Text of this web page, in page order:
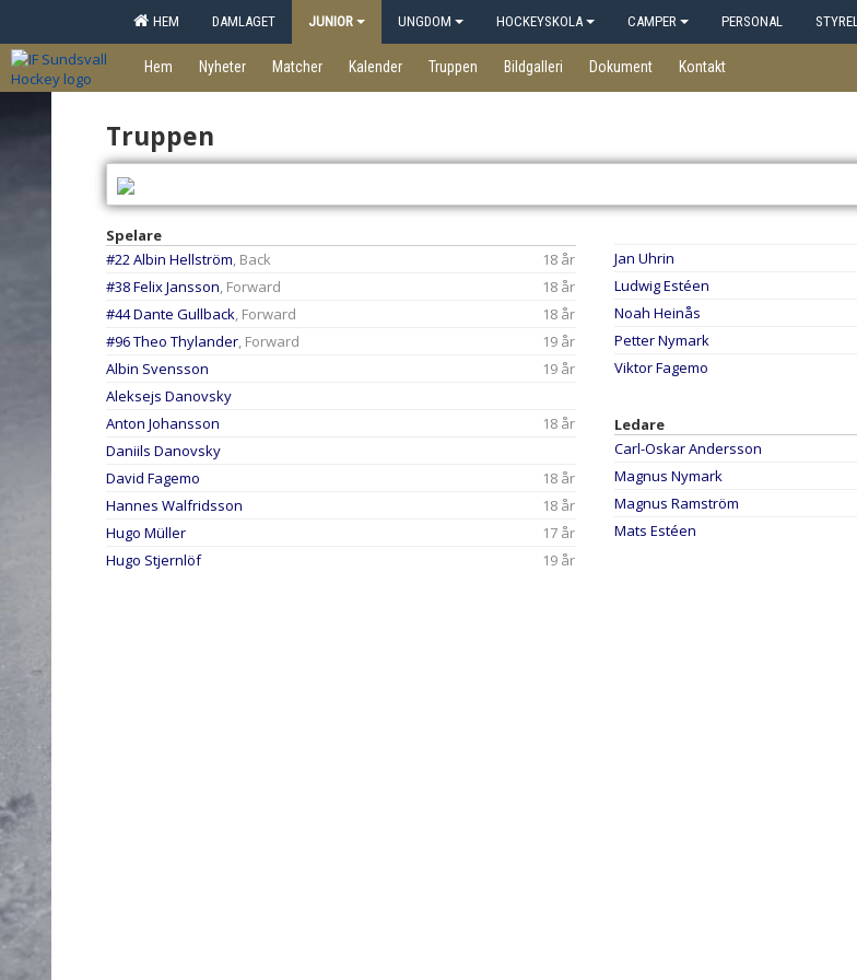
HEM DAMLAGET JUNIOR UNGDOM HOCKEYSKOLA CAMPER PERSONAL
Hem Nyheter Matcher Kalender Truppen Bildgalleri Dokument Kontakt
Truppen
Spelare
#22 Albin Hellström , Back
18 år
#38 Felix Jansson , Forward
18 år
#44 Dante Gullback , Forward
18 år
#96 Theo Thylander , Forward
19 år
Albin Svensson
19 år
Aleksejs Danovsky
Anton Johansson
18 år
Daniils Danovsky
David Fagemo
18 år
Hannes Walfridsson
18 år
Hugo Müller
17 år
Hugo Stjernlöf
19 år
Jan Uhrin
Ludwig Estéen
Noah Heinås
Petter Nymark
Viktor Fagemo
Ledare
Carl-Oskar Andersson
Magnus Nymark
Magnus Ramström
Mats Estéen